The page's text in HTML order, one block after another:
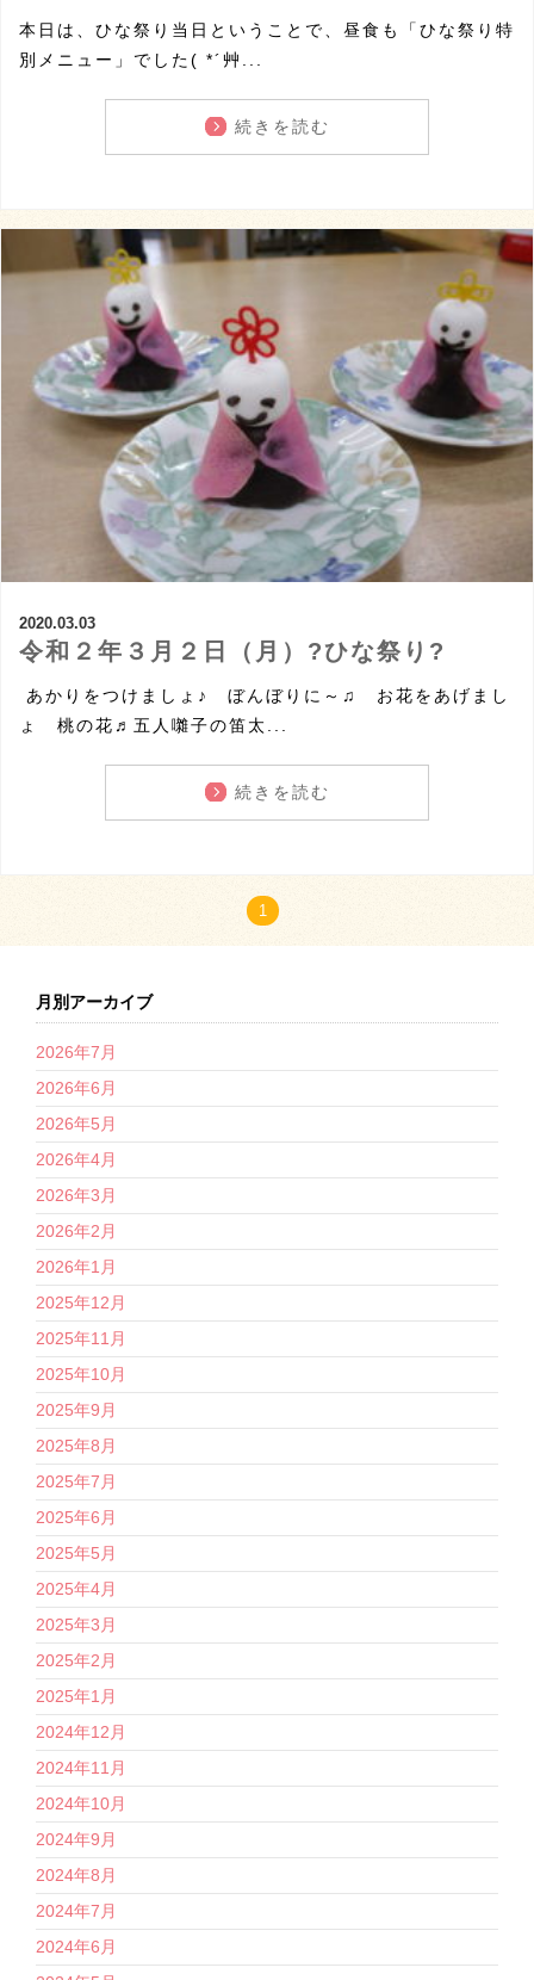
本日は、ひな祭り当日ということで、昼食も「ひな祭り特
別メニュー」でした( *´艸...
続きを読む
2020.03.03
令和２年３月２日（月）?ひな祭り?
あかりをつけましょ♪ ぼんぼりに～♫ お花をあげまし
ょ 桃の花♬五人囃子の笛太...
続きを読む
1
月別アーカイブ
2026年7月
2026年6月
2026年5月
2026年4月
2026年3月
2026年2月
2026年1月
2025年12月
2025年11月
2025年10月
2025年9月
2025年8月
2025年7月
2025年6月
2025年5月
2025年4月
2025年3月
2025年2月
2025年1月
2024年12月
2024年11月
2024年10月
2024年9月
2024年8月
2024年7月
2024年6月